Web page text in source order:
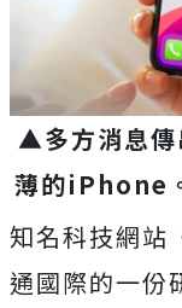
▲多方消息傳
薄的iPhone
知名科技網站
通國際的一份